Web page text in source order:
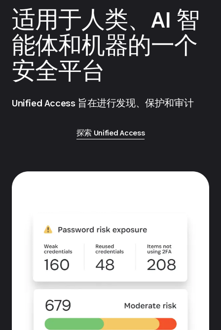
适用于人类、AI 智
能体和机器的一个
安全平台
Unified Access 旨在进行发现、保护和审计
探索 Unified Access